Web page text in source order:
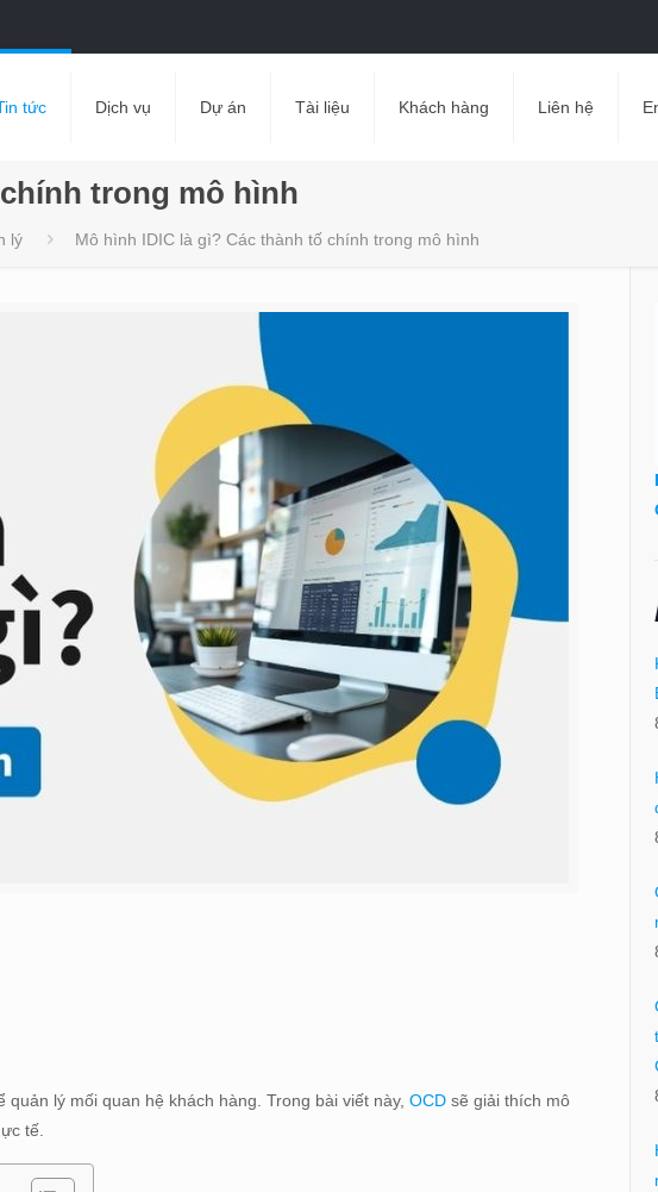
tức Dịch vụ Dự án Tài liệu Khách hàng Liên hệ
trong mô hình
lý Mô hình IDIC là gì? Các thành tố chính trong mô hình
quản lý mối quan hệ khách hàng. Trong bài viết này,OCD sẽ giải thích mô
tế.